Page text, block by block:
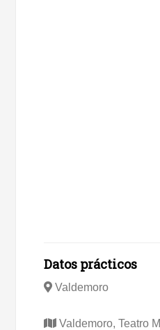
Datos prácticos
Valdemoro
Valdemoro, Teatro